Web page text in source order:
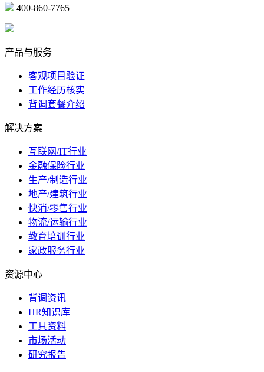
400-860-7765
产品与服务
客观项目验证
工作经历核实
背调套餐介绍
解决方案
互联网/IT行业
金融保险行业
生产/制造行业
地产/建筑行业
快消/零售行业
物流/运输行业
教育培训行业
家政服务行业
资源中心
背调资讯
HR知识库
工具资料
市场活动
研究报告